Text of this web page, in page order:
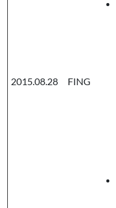
2015.08.28 FING